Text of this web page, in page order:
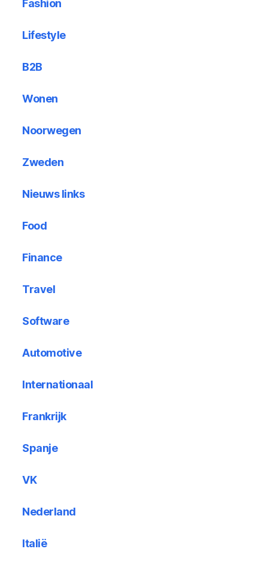
Fashion
Lifestyle
B2B
Wonen
Noorwegen
Zweden
Nieuws links
Food
Finance
Travel
Software
Automotive
Internationaal
Frankrijk
Spanje
VK
Nederland
Italië